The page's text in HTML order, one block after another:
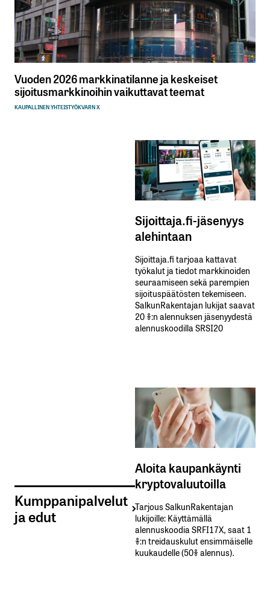
Vuoden 2026 markkinatilanne ja keskeiset
sijoitusmarkkinoihin vaikuttavat teemat
KAUPALLINEN YHTEISTYÖKVARN X
Kumppanipalvelut
ja edut
Sijoittaja.fi-jäsenyys
alehintaan
Sijoittaja.fi tarjoaa kattavat
työkalut ja tiedot markkinoiden
seuraamiseen sekä parempien
sijoituspäätösten tekemiseen.
SalkunRakentajan lukijat saavat
20 %:n alennuksen jäsenyydestä
alennuskoodilla SRSI20
Aloita kaupankäynti
kryptovaluutoilla
Tarjous SalkunRakentajan
lukijoille: Käyttämällä​ ​
alennuskoodia​ ​SRFI17X,​ ​saat​ ​1
%:n treidauskulut​ ​ensimmäiselle​ ​
kuukaudelle​ ​(50%​ ​alennus).